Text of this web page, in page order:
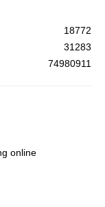
18772
31283
74980911
online